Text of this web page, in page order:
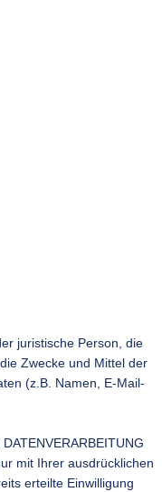
juristische Person, die
Zwecke und Mittel der
(z.B. Namen, E-Mail-
mit Ihrer ausdrücklichen
erteilte Einwilligung